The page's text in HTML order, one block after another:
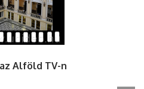
Alföld TV-n